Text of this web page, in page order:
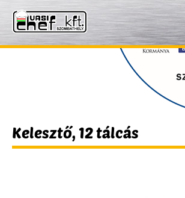
Kelesztő, 12 tálcás